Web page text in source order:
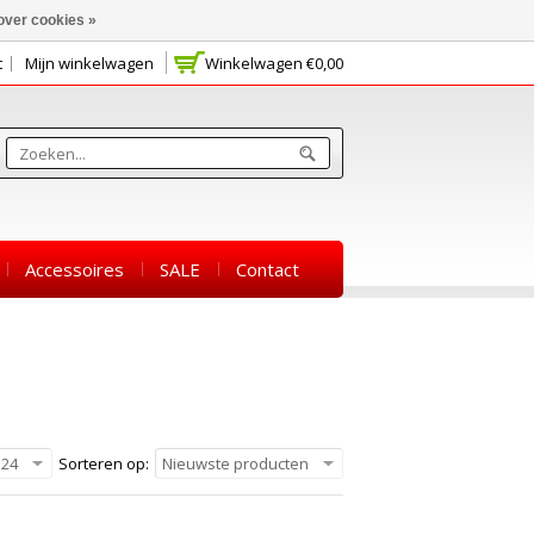
Winkelwagen €0,00
Mijn winkelwagen
Accessoires SALE Contact
Sorteren op: Nieuwste producten
24
cookies »